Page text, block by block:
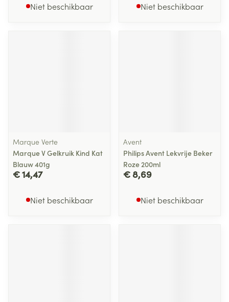
Niet beschikbaar Niet beschikbaar
Marque Verte
Marque V Gelkruik Kind Kat
Blauw 401g
€ 14,47
Niet beschikbaar
Avent
Philips Avent Lekvrije Beker
Roze 200ml
€ 8,69
Niet beschikbaar